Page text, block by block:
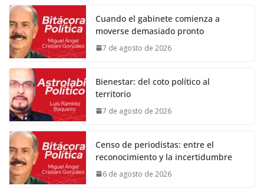
Cuando el gabinete comienza a
moverse demasiado pronto
7 de agosto de 2026
Bienestar: del coto político al
territorio
7 de agosto de 2026
Censo de periodistas: entre el
reconocimiento y la incertidumbre
6 de agosto de 2026